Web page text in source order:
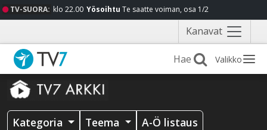
TV-SUORA: klo 22.00 Yösoihtu Te saatte voiman, osa 1/2
Kanavat Näytä
valikko
Valikko
Kategoria Teema A-Ö listaus